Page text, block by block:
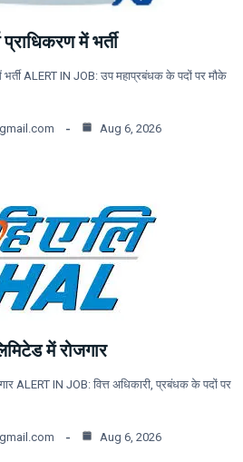
प्राधिकरण में भर्ती
में भर्ती ALERT IN JOB: उप महाप्रबंधक के पदों पर मौके
Aug 6, 2026
में रोजगार
ALERT IN JOB: वित्त अधिकारी, प्रबंधक के पदों पर
Aug 6, 2026